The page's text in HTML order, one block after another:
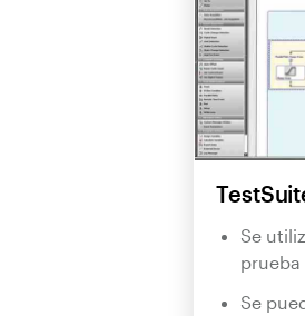
Se
prueba
Se